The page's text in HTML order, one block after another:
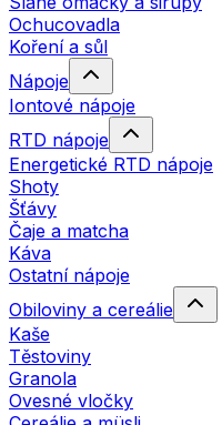
Ochucovadla
Koření a sůl
Nápoje
Iontové nápoje
RTD nápoje
Energetické RTD nápoje
Shoty
Šťávy
Čaje a matcha
Káva
Ostatní nápoje
Obiloviny a cereálie
Kaše
Těstoviny
Granola
Ovesné vločky